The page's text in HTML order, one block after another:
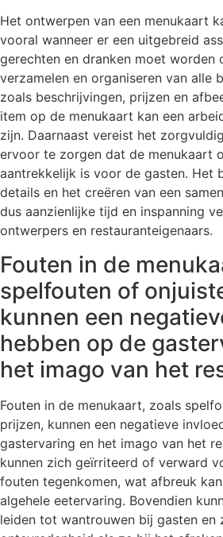
Het ontwerpen van een menukaart
vooral wanneer er een uitgebreid
gerechten en dranken moet worden
verzamelen en organiseren van alle
zoals beschrijvingen, prijzen en
item op de menukaart kan een
zijn. Daarnaast vereist het
ervoor te zorgen dat de menukaart
aantrekkelijk is voor de gasten. Het
details en het creëren van een
dus aanzienlijke tijd en inspanning
ontwerpers en restauranteigenaars.
Fouten in de
spelfouten of
kunnen een
hebben op de
het imago van het
Fouten in de menukaart, zoals
prijzen, kunnen een negatieve
gastervaring en het imago van het
kunnen zich geïrriteerd of verward
fouten tegenkomen, wat afbreuk
algehele eetervaring. Bovendien
leiden tot wantrouwen bij gasten en